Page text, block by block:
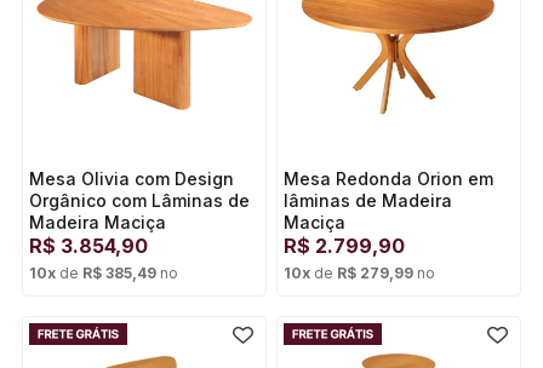
Mesa Olivia com Design
Orgânico com Lâminas de
Madeira Maciça
R$ 3.854,90
10x de R$ 385,49 no
Mesa Redonda Orion em
lâminas de Madeira
Maciça
R$ 2.799,90
10x de R$ 279,99 no